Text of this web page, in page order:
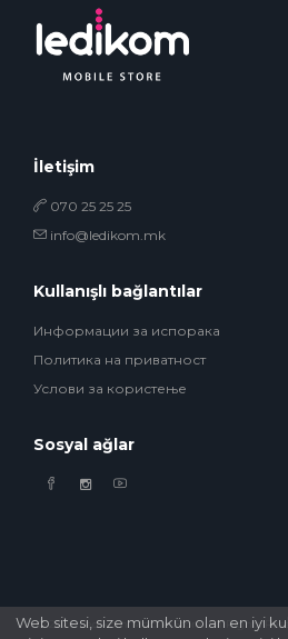
Web sitesi, size mümkün olan en iyi
İletişim
070 25 25 25
info@ledikom.mk
Kullanışlı bağlantılar
Информации за испорака
Политика на приватност
Услови за користење
Sosyal ağlar
© 2026 Ledikom Mobile Store. All Rights